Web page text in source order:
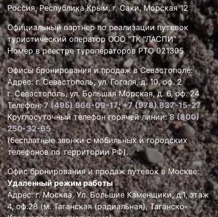
Россия, Республика Крым, г. Саки, Морская 12
Официальный партнер по реализации путевок
туристический оператор ООО "ТК "ЛАСПИ"
Номер в реестре туроператоров РТО 021305
Офисы бронирования и продаж в Севастополе:
Адрес: г. Севастополь, ул. Гоголя, д. 10, оф. 2
г. Севастополь, ул. Большая Морская, д. 6, оф. 24
Телефон:7 (495) 966-09-17;+7 (978) 837-15-27
Круглосуточный телефон горячей линии:8 (800)
250-32-65
(бесплатные звонки с мобильных и городских
телефонов по территории РФ).
Офис бронирования и продаж путевок в Москве:
Удаленный режим работы
Адрес: г. Москва, Ул. Большие Каменщики, д.1, этаж
4, оф.28 (м. Таганская (радиальная), Таганско-